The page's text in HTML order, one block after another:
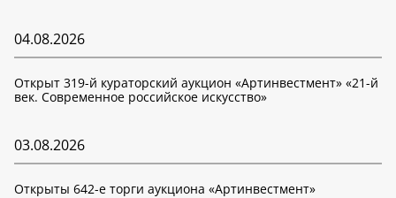
04.08.2026
Открыт 319-й кураторский аукцион «Артинвестмент» «21-й
век. Современное российское искусство»
03.08.2026
Открыты 642-е торги аукциона «Артинвестмент»